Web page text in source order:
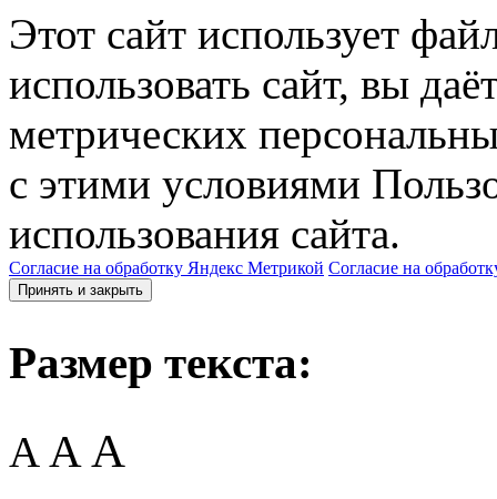
Этот сайт использует
использовать сайт, вы
метрических
с этими условиями
использования сайта.
Согласие на обработку Яндекс Метрикой Согласие на
Принять и закрыть
Размер текста:
A AA